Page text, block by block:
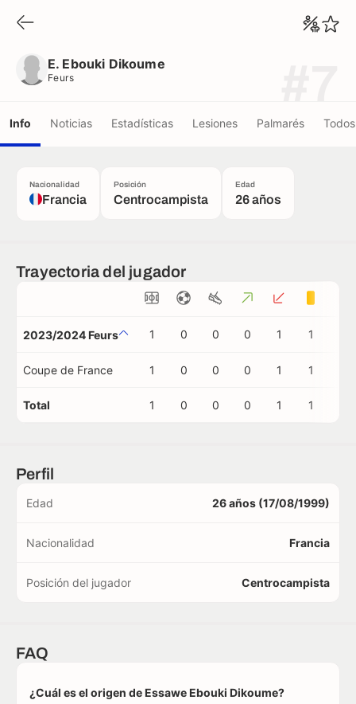
E. Ebouki Dikoume
Feurs
Info Noticias Estadísticas Lesiones Palmarés
Nacionalidad
Francia
Posición
Centrocampista
Edad
26 años
Trayectoria del jugador
2023/2024 Feurs 1 0 0 0 1 1
Coupe de France 1 0 0 0 1 1
Total 1 0 0 0 1 1
Perfil
Edad 26 años (17/08/1999)
Nacionalidad Francia
Posición del jugador Centrocampista
FAQ
¿Cuál es el origen de Essawe Ebouki Dikoume?